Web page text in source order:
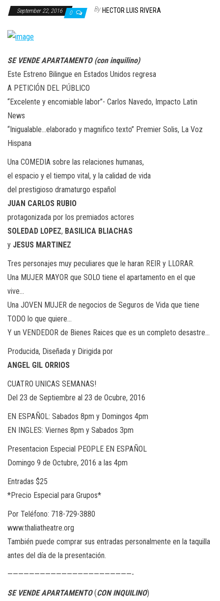
September 22, 2016 0 By HECTOR LUIS RIVERA
SE VENDE APARTAMENTO (con inquilino)
Este Estreno Bilingue en Estados Unidos regresa
A PETICIÓN DEL PÚBLICO
“Excelente y encomiable labor”- Carlos Navedo, Impacto Latin
News
“Inigualable…elaborado y magnifico texto” Premier Solis, La Voz
Hispana
Una COMEDIA sobre las relaciones humanas,
el espacio y el tiempo vital, y la calidad de vida
del prestigioso dramaturgo español
JUAN CARLOS RUBIO
protagonizada por los premiados actores
SOLEDAD LOPEZ, BASILICA BLIACHAS
y JESUS MARTINEZ
Tres personajes muy peculiares que le haran REIR y LLORAR.
Una MUJER MAYOR que SOLO tiene el apartamento en el que
vive…
Una JOVEN MUJER de negocios de Seguros de Vida que tiene
TODO lo que quiere…
Y un VENDEDOR de Bienes Raices que es un completo desastre…
Producida, Diseñada y Dirigida por
ANGEL GIL ORRIOS
CUATRO UNICAS SEMANAS!
Del 23 de Septiembre al 23 de Ocubre, 2016
EN ESPAÑOL: Sabados 8pm y Domingos 4pm
EN INGLES: Viernes 8pm y Sabados 3pm
Presentacion Especial PEOPLE EN ESPAÑOL
Domingo 9 de Octubre, 2016 a las 4pm
Entradas $25
*Precio Especial para Grupos*
Por Teléfono: 718-729-3880
www.thaliatheatre.org
También puede comprar sus entradas personalmente en la taquilla
antes del día de la presentación.
———————————————————————-
SE VENDE APARTAMENTO(CON INQUILINO)